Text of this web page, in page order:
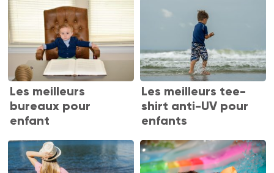
Les meilleurs
bureaux pour
enfant
Les meilleurs tee-
shirt anti-UV pour
enfants